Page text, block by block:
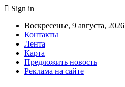
Sign in
Воскресенье, 9 августа, 2026
Контакты
Лента
Карта
Предложить новость
Реклама на сайте